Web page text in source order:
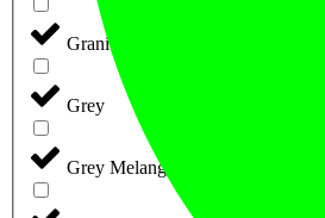
Granite (retail)
Grey
Grey Melange